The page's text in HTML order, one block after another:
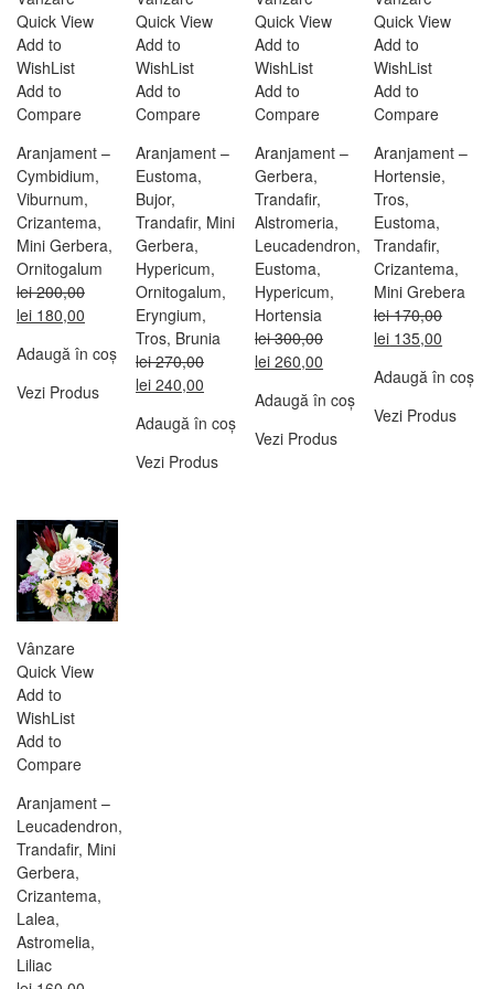
Quick View
Add to
WishList
Add to
Compare
Aranjament –
Cymbidium,
Viburnum,
Crizantema,
Mini Gerbera,
Ornitogalum
lei200,00
Prețul
a
fost:
lei 180,00
este:
lei 180,00.
Adaugă în coș
Vezi Produs
Quick View
Add to
WishList
Add to
Compare
Aranjament –
Eustoma,
Bujor,
Trandafir, Mini
Gerbera,
Hypericum,
Ornitogalum,
Eryngium,
Tros, Brunia
lei270,00
Prețul
a
fost:
lei 240,00
este:
Adaugă în coș
Vezi Produs
Quick View
Add to
WishList
Add to
Compare
Aranjament –
Gerbera,
Trandafir,
Alstromeria,
Leucadendron,
Eustoma,
Hypericum,
Hortensia
lei300,00
Prețul
a
fost:
lei 260,00
este:
Adaugă în coș
Vezi Produs
Quick View
Add to
WishList
Add to
Compare
Aranjament –
Hortensie,
Tros,
Eustoma,
Trandafir,
Crizantema,
Mini Grebera
lei170,00
Prețul
a
fost:
lei 135,00
este:
Adaugă în coș
Vezi Produs
Vânzare
Quick View
Add to
WishList
Add to
Compare
Aranjament –
Leucadendron,
Trandafir, Mini
Gerbera,
Crizantema,
Lalea,
Astromelia,
Liliac